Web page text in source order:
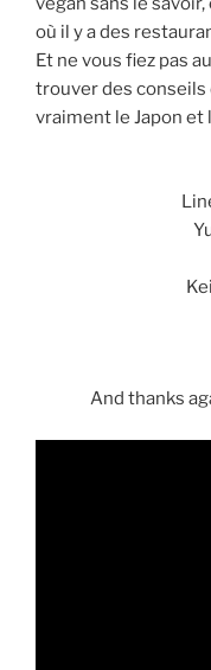
où il y a des
Et ne vous fiez pas
trouver des
vraiment le Japon
And thanks